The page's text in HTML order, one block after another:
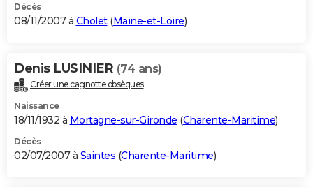
Décès
08/11/2007 à Cholet(Maine-et-Loire)
Denis LUSINIER (74 ans)
Créer une cagnotte obsèques
Naissance
18/11/1932 à Mortagne-sur-Gironde (Charente-Maritime)
Décès
02/07/2007 à Saintes (Charente-Maritime)